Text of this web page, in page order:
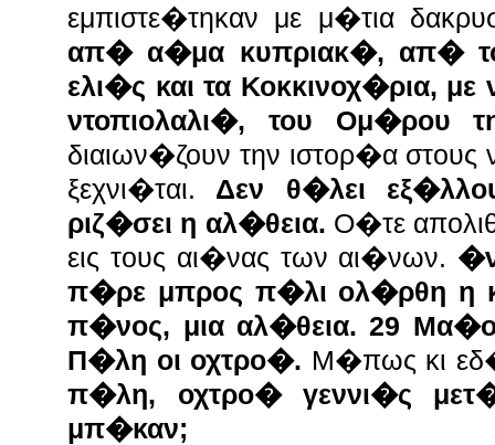
εμπιστε�τηκαν με μ�τια
απ� α�μα κυπριακ�, απ�
ελι�ς και τα Κοκκινοχ�ρια,
ντοπιολαλι�, του Ομ�ρου
διαιων�ζουν την ιστορ�α
ξεχνι�ται. Δεν θ�λει
ριζ�σει η αλ�θεια. Ο�τε
εις τους αι�νας των αι�νων.
π�ρε μπρος π�λι ολ�ρθη η
π�νος, μια αλ�θεια. 29
Π�λη οι οχτρο�. Μ�πως κι
π�λη, οχτρο� γεννι�ς
μπ�καν;